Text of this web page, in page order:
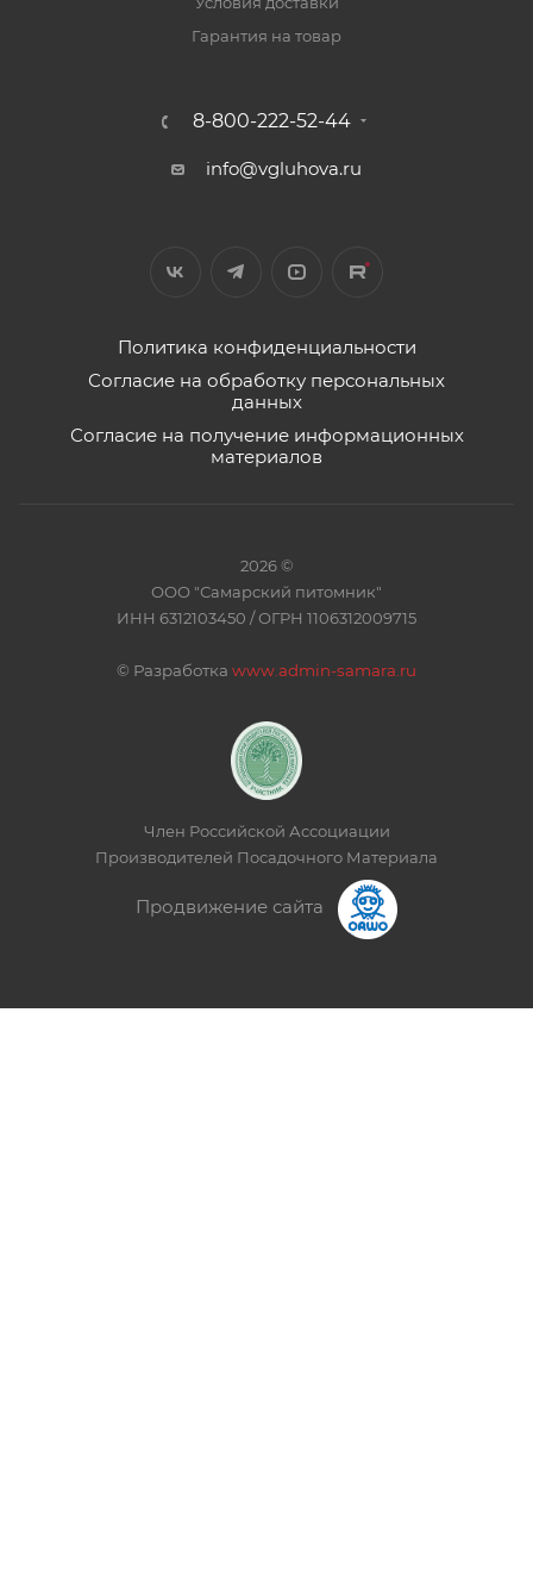
Гарантия на товар
8-800-222-52-44
info@vgluhova.ru
Политика конфиденциальности
Согласие на обработку персональных
данных
Согласие на получение информационных
материалов
2026 ©
ООО "Самарский питомник"
ИНН 6312103450 / ОГРН 1106312009715
© Разработка www.admin-samara.ru
Член Российской Ассоциации
Производителей Посадочного Материала
Продвижение сайта